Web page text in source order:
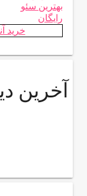
بهترین سئو
رایگان
خرید
آخرین